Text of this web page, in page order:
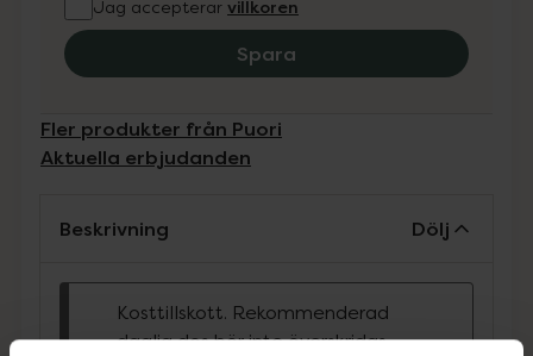
Jag accepterar villkoren
Spara
Fler produkter från Puori
Aktuella erbjudanden
Beskrivning Dölj
Kosttillskott. Rekommenderad
daglig dos bör inte överskridas.